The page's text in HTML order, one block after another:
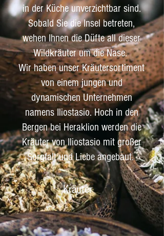
in der Küche unverzichtbar sind.
Sobald Sie die Insel betreten,
wehen Ihnen die Düfte all dieser
Wildkräuter um die Nase.
Wir haben unser Kräutersortiment
von einem jungen und
dynamischen Unternehmen
namens Iliostasio. Hoch in den
Bergen bei Heraklion werden die
Kräuter von Iliostasio mit großer
Sorgfalt und Liebe angebaut.
Kräuter